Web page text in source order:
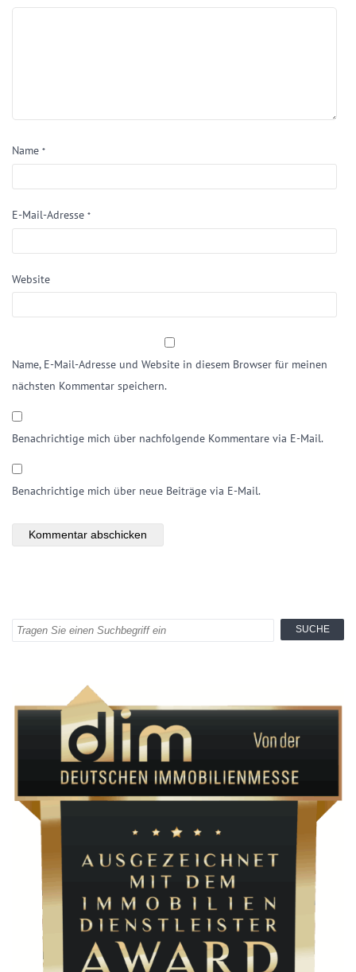
Name *
E-Mail-Adresse *
Website
Name, E-Mail-Adresse und Website in diesem Browser für meinen
nächsten Kommentar speichern.
Benachrichtige mich über nachfolgende Kommentare via E-Mail.
Benachrichtige mich über neue Beiträge via E-Mail.